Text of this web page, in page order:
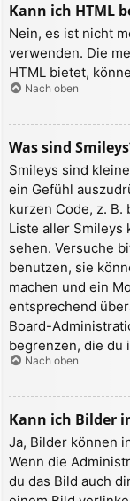
Kann ich HTML
Nein, es ist nicht
verwenden. Die
HTML bietet,
Nach oben
Was sind
Smileys sind
ein Gefühl
kurzen Code, z.
Liste aller Smileys
sehen. Versuche
benutzen, sie
machen und ein
entsprechend
Board-
begrenzen, die du
Nach oben
Kann ich Bilder
Ja, Bilder können
Wenn die
du das Bild auch